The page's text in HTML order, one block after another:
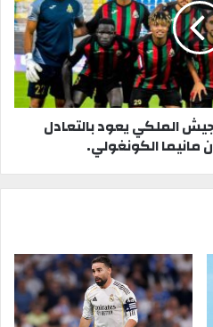
الملكي يعود بالتعادل
مانيما الكونغولي.